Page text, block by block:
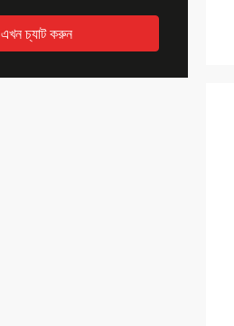
এখন চ্যাট করুন